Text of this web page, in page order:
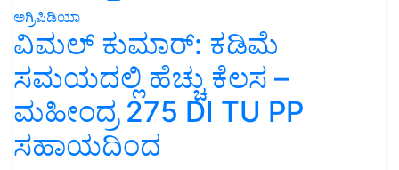
ಅಗ್ರಿಪಿಡಿಯಾ
ವಿಮಲ್ ಕುಮಾರ್: ಕಡಿಮೆ
ಸಮಯದಲ್ಲಿ ಹೆಚ್ಚು ಕೆಲಸ –
ಮಹೀಂದ್ರ 275 DI TU PP
ಸಹಾಯದಿಂದ